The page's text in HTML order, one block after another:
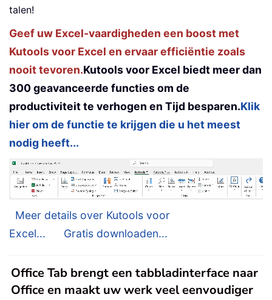
talen!
Geef uw Excel-vaardigheden een boost met
Kutools voor Excel en ervaar efficiëntie zoals
nooit tevoren.Kutools voor Excel biedt meer dan
300 geavanceerde functies om de
productiviteit te verhogen en Tijd besparen.Klik
hier om de functie te krijgen die u het meest
nodig heeft...
Meer details over Kutools voor
Excel...
Gratis downloaden...
Office Tab brengt een tabbladinterface naar
Office en maakt uw werk veel eenvoudiger